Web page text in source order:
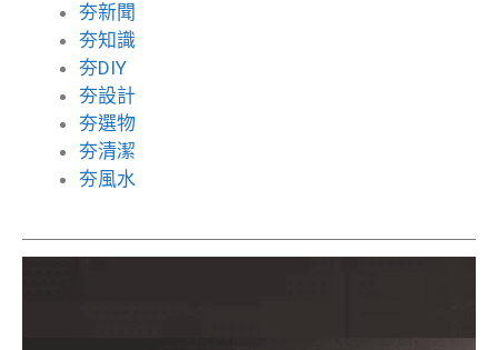
夯新聞
夯知識
夯DIY
夯設計
夯選物
夯清潔
夯風水